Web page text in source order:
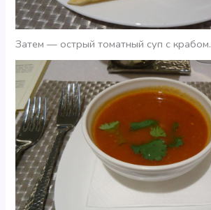
Затем — острый томатный суп с крабом.